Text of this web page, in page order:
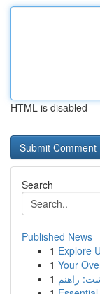
HTML is disabled
Search
Published News
1 Explore
1 Your
1